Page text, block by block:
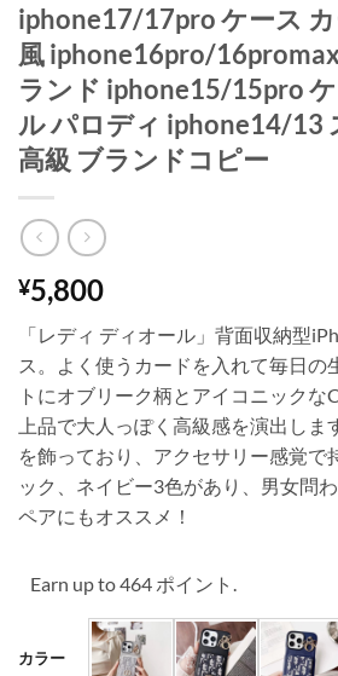
iphone17/17pro ケース
風 iphone16pro/
ランド iphone15/15pro
ル パロディ iphone14/13
高級 ブランドコピー
¥5,800
「レディ ディオール」背面収納型
ス。よく使うカードを入れて毎日の
トにオブリーク柄とアイコニックな
上品で大人っぽく高級感を演出しま
を飾っており、アクセサリー感覚で
ック、ネイビー3色があり、男女問
ペアにもオススメ！
Earn up to 464 ポイント.
カラー